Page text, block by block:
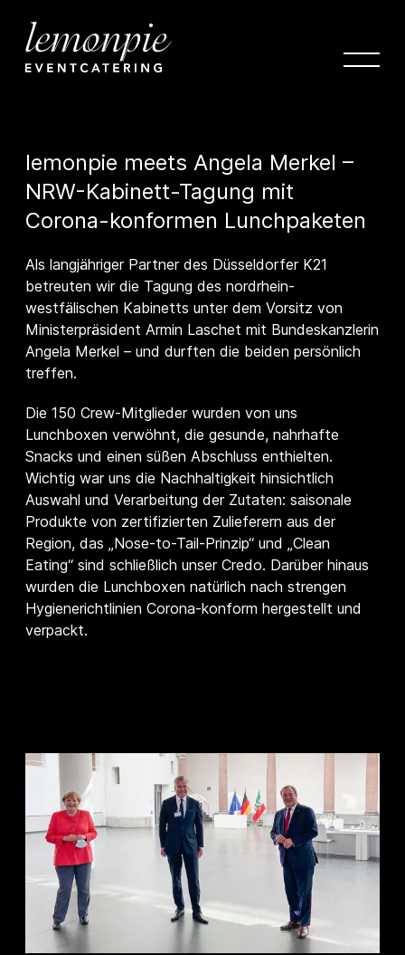
lemonpie meets Angela Merkel –
NRW-Kabinett-Tagung mit
Corona-konformen Lunchpaketen
Als langjähriger Partner des Düsseldorfer K21
betreuten wir die Tagung des nordrhein-
westfälischen Kabinetts unter dem Vorsitz von
Ministerpräsident Armin Laschet mit Bundeskanzlerin
Angela Merkel – und durften die beiden persönlich
treffen.
Die 150 Crew-Mitglieder wurden von uns
Lunchboxen verwöhnt, die gesunde, nahrhafte
Snacks und einen süßen Abschluss enthielten.
Wichtig war uns die Nachhaltigkeit hinsichtlich
Auswahl und Verarbeitung der Zutaten: saisonale
Produkte von zertifizierten Zulieferern aus der
Region, das „Nose-to-Tail-Prinzip“ und „Clean
Eating“ sind schließlich unser Credo. Darüber hinaus
wurden die Lunchboxen natürlich nach strengen
Hygienerichtlinien Corona-konform hergestellt und
verpackt.